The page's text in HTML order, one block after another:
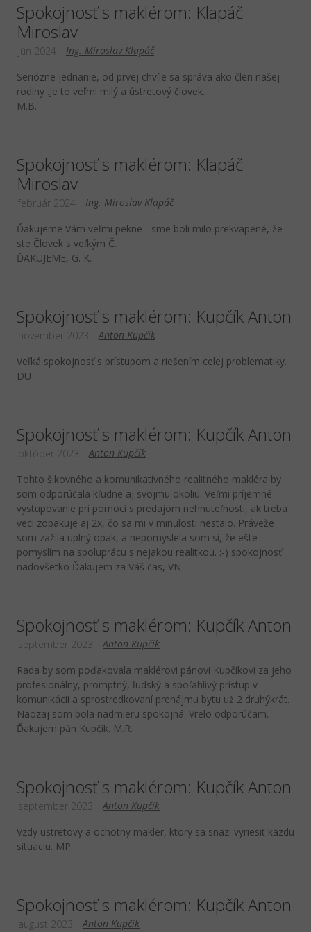
Spokojnosť s maklérom: Klapáč
Miroslav
Ing. Miroslav Klapáč
jún 2024
Seriózne jednanie, od prvej chvíle sa správa ako člen našej
rodiny .Je to veľmi milý a ústretový človek.
M.B.
Spokojnosť s maklérom: Klapáč
Miroslav
Ing. Miroslav Klapáč
február 2024
Ďakujeme Vám veľmi pekne - sme boli milo prekvapené, že
ste Človek s veľkým Č.
ĎAKUJEME, G. K.
Spokojnosť s maklérom: Kupčík Anton
Anton Kupčík
november 2023
Veľká spokojnosť s prístupom a riešením celej problematiky.
DU
Spokojnosť s maklérom: Kupčík Anton
Anton Kupčík
október 2023
Tohto šikovného a komunikatívného realitného makléra by
som odporúčala kľudne aj svojmu okoliu. Veľmi príjemné
vystupovanie pri pomoci s predajom nehnuteľnosti, ak treba
veci zopakuje aj 2x, čo sa mi v minulosti nestalo. Práveže
som zažila uplný opak, a nepomyslela som si, že ešte
pomyslím na spoluprácu s nejakou realitkou. :-) spokojnosť
nadovšetko Ďakujem za Váš čas, VN
Spokojnosť s maklérom: Kupčík Anton
Anton Kupčík
september 2023
Rada by som poďakovala maklérovi pánovi Kupčíkovi za jeho
profesionálny, promptný, ľudský a spoľahlivý prístup v
komunikácii a sprostredkovaní prenájmu bytu uż 2 druhýkrát.
Naozaj som bola nadmieru spokojná. Vrelo odporúčam.
Ďakujem pán Kupčík. M.R.
Spokojnosť s maklérom: Kupčík Anton
Anton Kupčík
september 2023
Vzdy ustretovy a ochotny makler, ktory sa snazi vyriesit kazdu
situaciu. MP
Spokojnosť s maklérom: Kupčík Anton
Anton Kupčík
august 2023